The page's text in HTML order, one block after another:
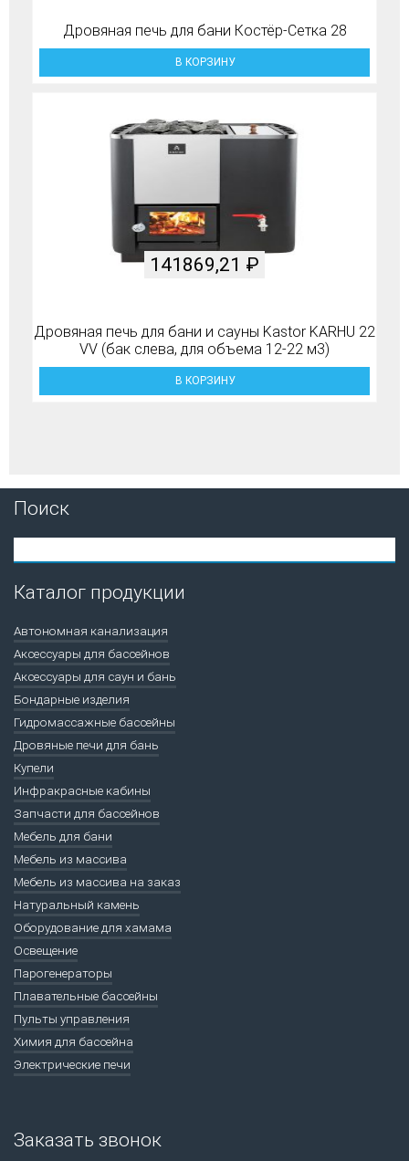
Дровяная печь для бани Костёр-Сетка 28
В КОРЗИНУ
Дровяная печь для бани и сауны Kastor KARHU 22
VV (бак слева, для объема 12-22 м3)
141869,21 ₽
В КОРЗИНУ
Поиск
Каталог продукции
Автономная канализация
Аксессуары для бассейнов
Аксессуары для саун и бань
Бондарные изделия
Гидромассажные бассейны
Дровяные печи для бань
Купели
Инфракрасные кабины
Запчасти для бассейнов
Мебель для бани
Мебель из массива
Мебель из массива на заказ
Натуральный камень
Оборудование для хамама
Освещение
Парогенераторы
Плавательные бассейны
Пульты управления
Химия для бассейна
Электрические печи
Заказать звонок